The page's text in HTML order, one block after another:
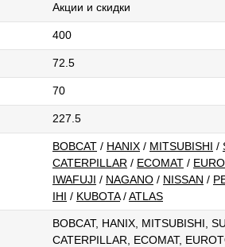
Акции и скидки
400
72.5
70
227.5
BOBCAT / HANIX / MITSUBISHI /
CATERPILLAR / ECOMAT /
IWAFUJI / NAGANO / NISSAN /
IHI / KUBOTA/ATLAS
BOBCAT, HANIX, MITSUBISHI,
CATERPILLAR, ECOMAT,